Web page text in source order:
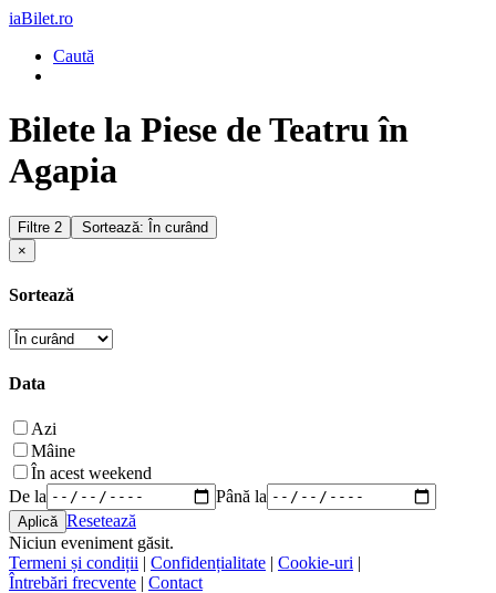
iaBilet.ro
Caută
Bilete la Piese de Teatru în
Agapia
Filtre 2
Sortează: În curând
×
Sortează
Data
Azi
Mâine
În acest weekend
De la
Până la
Resetează
Niciun eveniment găsit.
Termeni și condiții | Confidențialitate | Cookie-uri |
Întrebări frecvente | Contact